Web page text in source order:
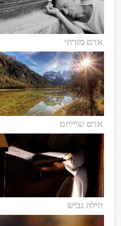
אדם מזרחי
אדם שוייחט
הילה גביש